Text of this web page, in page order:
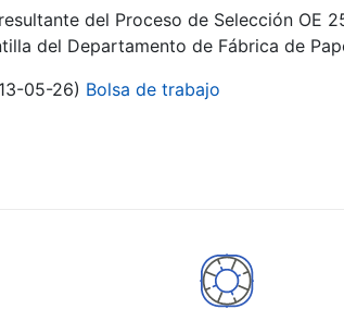
del Proceso de Selección
del Departamento de Fábrica de
05-26) Bolsa de trabajo